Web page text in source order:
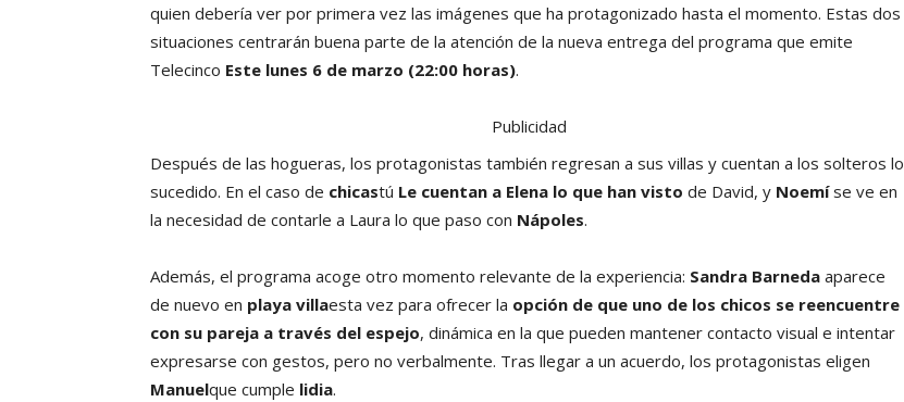
quien debería ver por primera vez las imágenes que ha protagonizado hasta el momento. Estas dos
situaciones centrarán buena parte de la atención de la nueva entrega del programa que emite
Telecinco Este lunes 6 de marzo (22:00 horas).
Publicidad
Después de las hogueras, los protagonistas también regresan a sus villas y cuentan a los solteros lo
sucedido. En el caso de chicastú Le cuentan a Elena lo que han visto de David, y Noemíse ve en
la necesidad de contarle a Laura lo que paso con Nápoles.
Además, el programa acoge otro momento relevante de la experiencia: Sandra Barneda aparece
de nuevo en playa villaesta vez para ofrecer la opción de que uno de los chicos se reencuentre
con su pareja a través del espejo, dinámica en la que pueden mantener contacto visual e intentar
expresarse con gestos, pero no verbalmente. Tras llegar a un acuerdo, los protagonistas eligen
Manuelque cumple lidia.